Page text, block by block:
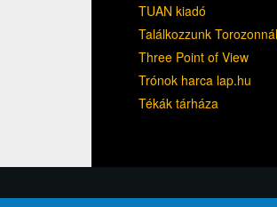
TUAN kiadó
Találkozzunk Torozonnál
Three Point of View
Trónok harca lap.hu
Tékák tárháza